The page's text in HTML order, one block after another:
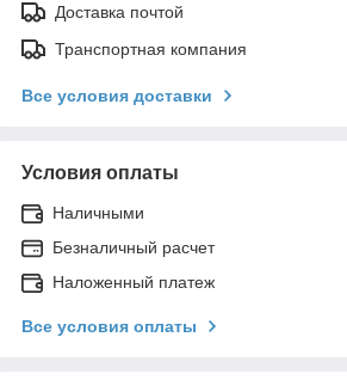
Доставка почтой
Транспортная компания
Все условия доставки
Условия оплаты
Наличными
Безналичный расчет
Наложенный платеж
Все условия оплаты